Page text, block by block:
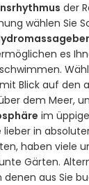
der
wählen Sie
es
Blick auf den
dem Meer,
im
in
haben viele
Gärten.
denen aus Sie